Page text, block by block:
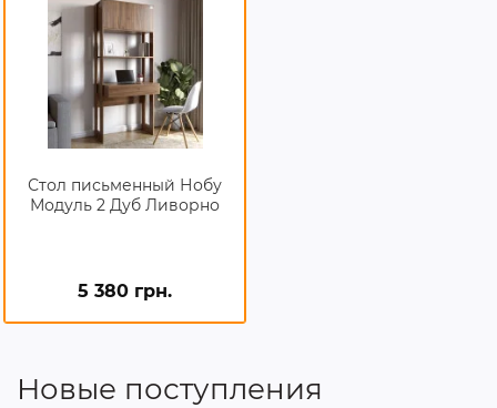
Стол письменный Нобу
Модуль 2 Дуб Ливорно
5 380 грн.
Новые поступления